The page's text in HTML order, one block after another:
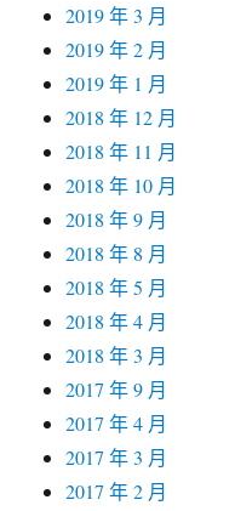
2019 年 3 月
2019 年 2 月
2019 年 1 月
2018 年 12 月
2018 年 11 月
2018 年 10 月
2018 年 9 月
2018 年 8 月
2018 年 5 月
2018 年 4 月
2018 年 3 月
2017 年 9 月
2017 年 4 月
2017 年 3 月
2017 年 2 月